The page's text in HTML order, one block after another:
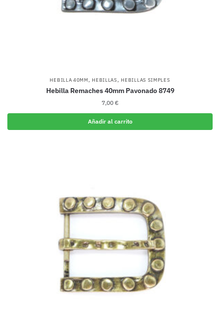
HEBILLA 40MM, HEBILLAS, HEBILLAS SIMPLES
Hebilla Remaches 40mm Pavonado 8749
7,00 €
Añadir al carrito